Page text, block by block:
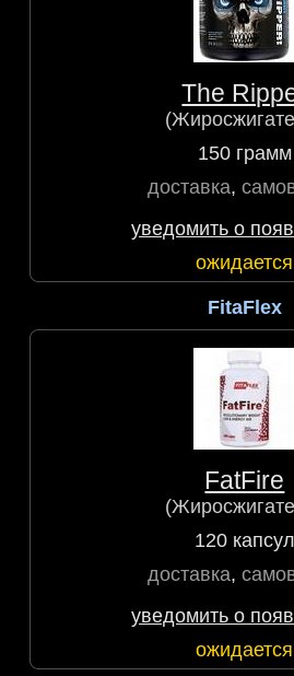
The
150 грамм
доставка,
уведомить о
ожидается
FitaFlex
FatFire
120 капсул
доставка,
уведомить о
ожидается